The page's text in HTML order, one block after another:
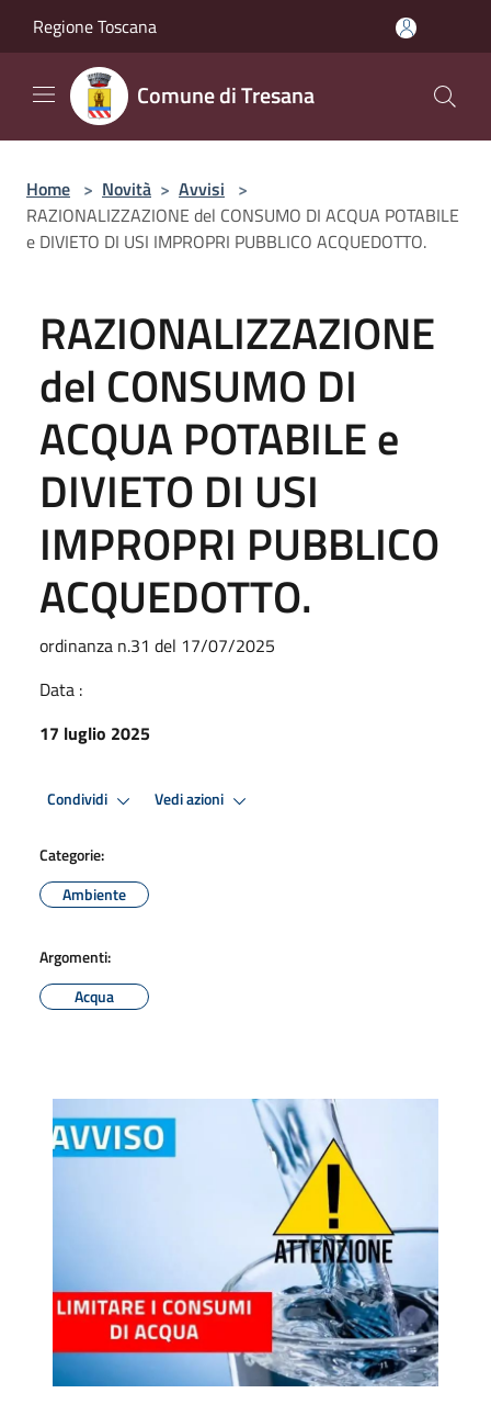
Regione Toscana
Comune di Tresana
Home > Novità > Avvisi >
RAZIONALIZZAZIONE del CONSUMO DI ACQUA POTABILE
e DIVIETO DI USI IMPROPRI PUBBLICO ACQUEDOTTO.
RAZIONALIZZAZIONE
del CONSUMO DI
ACQUA POTABILE e
DIVIETO DI USI
IMPROPRI PUBBLICO
ACQUEDOTTO.
ordinanza n.31 del 17/07/2025
Data :
17 luglio 2025
Condividi Vedi azioni
Categorie:
Ambiente
Argomenti:
Acqua